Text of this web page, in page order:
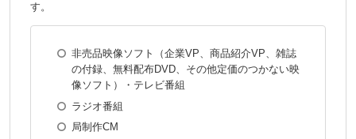
す。
非売品映像ソフト（企業VP、商品紹介VP、雑誌
の付録、無料配布DVD、その他定価のつかない映
像ソフト）・テレビ番組
ラジオ番組
局制作CM